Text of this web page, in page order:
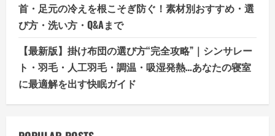
首・足元の冷えを根こそぎ防ぐ！素材別おすすめ・選
び方・洗い方・Q&Aまで
【最新版】掛け布団の選び方“完全攻略”｜シンサレー
ト・羽毛・人工羽毛・調温・吸湿発熱…あなたの寝室
に最適解を出す快眠ガイド